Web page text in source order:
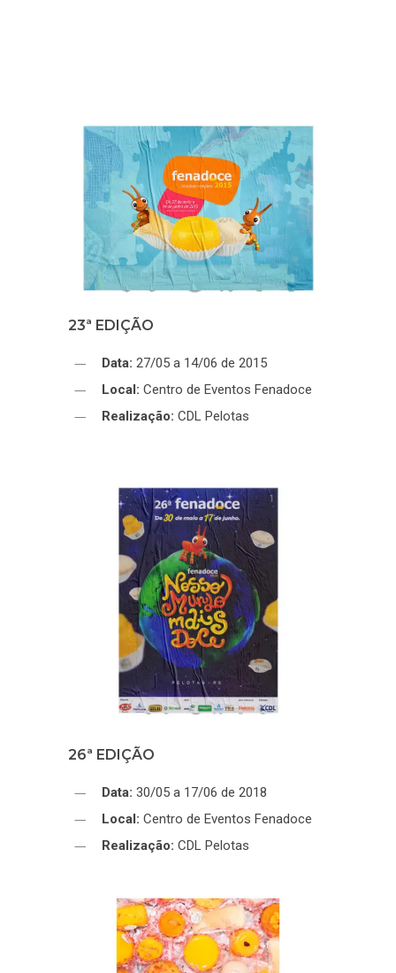
23ª EDIÇÃO
Data: 27/05 a 14/06 de 2015
Local: Centro de Eventos Fenadoce
Realização: CDL Pelotas
26ª EDIÇÃO
Data: 30/05 a 17/06 de 2018
Local: Centro de Eventos Fenadoce
Realização: CDL Pelotas